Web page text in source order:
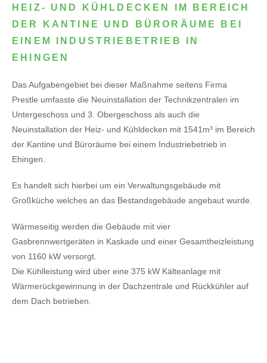
HEIZ- UND KÜHLDECKEN IM BEREICH
DER KANTINE UND BÜRORÄUME BEI
EINEM INDUSTRIEBETRIEB IN
EHINGEN
Das Aufgabengebiet bei dieser Maßnahme seitens Firma
Prestle umfasste die Neuinstallation der Technikzentralen im
Untergeschoss und 3. Obergeschoss als auch die
Neuinstallation der Heiz- und Kühldecken mit 1541m³ im Bereich
der Kantine und Büroräume bei einem Industriebetrieb in
Ehingen.
Es handelt sich hierbei um ein Verwaltungsgebäude mit
Großküche welches an das Bestandsgebäude angebaut wurde.
Wärmeseitig werden die Gebäude mit vier
Gasbrennwertgeräten in Kaskade und einer Gesamtheizleistung
von 1160 kW versorgt.
Die Kühlleistung wird über eine 375 kW Kälteanlage mit
Wärmerückgewinnung in der Dachzentrale und Rückkühler auf
dem Dach betrieben.